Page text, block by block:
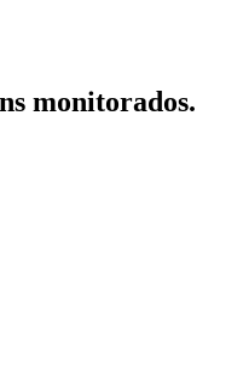
monitorados.